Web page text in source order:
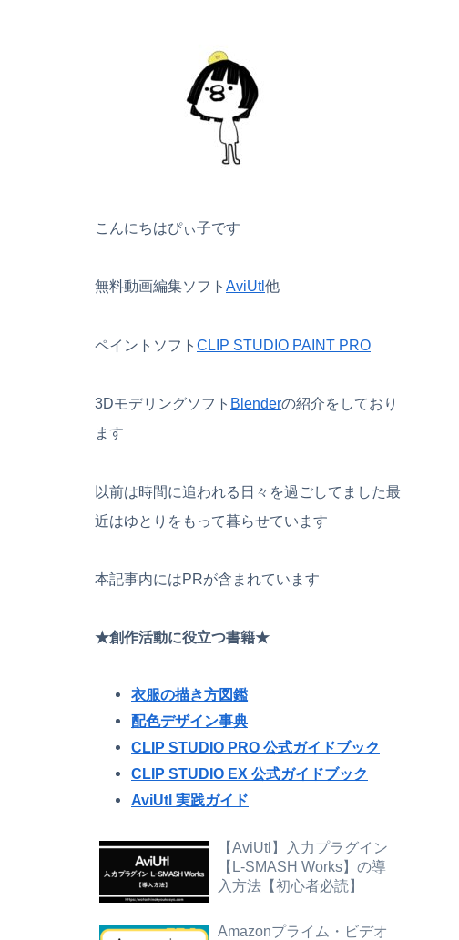
こんにちはぴぃ子です
無料動画編集ソフト AviUtl他
ペイントソフト CLIP STUDIO PAINT PRO
3Dモデリングソフト Blenderの紹介をしており
ます
以前は時間に追われる日々を過ごしてました最
近はゆとりをもって暮らせています
本記事内にはPRが含まれています
★創作活動に役立つ書籍★
衣服の描き方図鑑
配色デザイン事典
CLIP STUDIO PRO 公式ガイドブック
CLIP STUDIO EX 公式ガイドブック
AviUtl 実践ガイド
【AviUtl】入力プラグイン
【L-SMASH Works】の導
入方法【初心者必読】
Amazonプライム・ビデオ